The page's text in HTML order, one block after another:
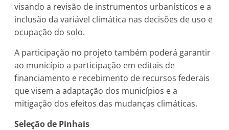
visando a revisão de instrumentos urbanísticos e a
inclusão da variável climática nas decisões de uso e
ocupação do solo.
A participação no projeto também poderá garantir
ao município a participação em editais de
financiamento e recebimento de recursos federais
que visem a adaptação dos municípios e a
mitigação dos efeitos das mudanças climáticas.
Seleção de Pinhais